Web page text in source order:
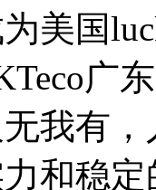
美国
广
我有
和稳